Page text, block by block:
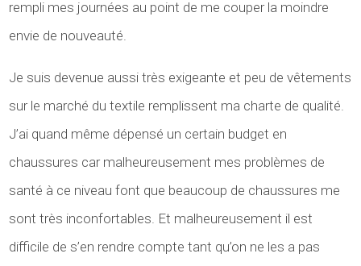
rempli mes journées au point de me couper la moindre
envie de nouveauté.
Je suis devenue aussi très exigeante et peu de vêtements
sur le marché du textile remplissent ma charte de qualité.
J’ai quand même dépensé un certain budget en
chaussures car malheureusement mes problèmes de
santé à ce niveau font que beaucoup de chaussures me
sont très inconfortables. Et malheureusement il est
difficile de s’en rendre compte tant qu’on ne les a pas